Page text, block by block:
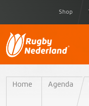
Shop
Home Agenda